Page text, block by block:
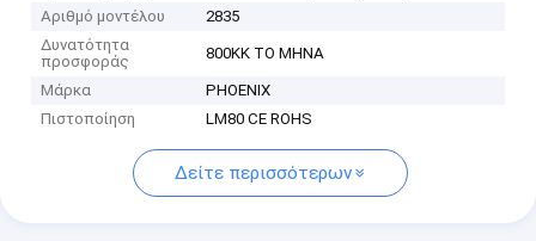
Αριθμό μοντέλου
2835
Δυνατότητα
προσφοράς
800KK ΤΟ ΜΗΝΑ
Μάρκα
PHOENIX
Πιστοποίηση
LM80 CE ROHS
Δείτε περισσότερων